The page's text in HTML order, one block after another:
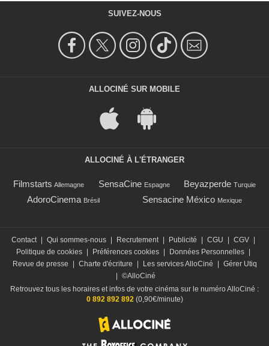
SUIVEZ-NOUS
ALLOCINÉ SUR MOBILE
ALLOCINÉ À L'ÉTRANGER
Filmstarts Allemagne SensaCine Espagne Beyazperde Turquie
AdoroCinema Brésil Sensacine México Mexique
Contact | Qui sommes-nous | Recrutement | Publicité | CGU | CGV |
Politique de cookies | Préférences cookies | Données Personnelles |
Revue de presse
| Charte d'écriture | Les services AlloCiné | Gérer Utiq
| ©AlloCiné
Retrouvez tous les horaires et infos de votre cinéma sur le numéro AlloCiné :
0 892 892 892 (0,90€/minute)